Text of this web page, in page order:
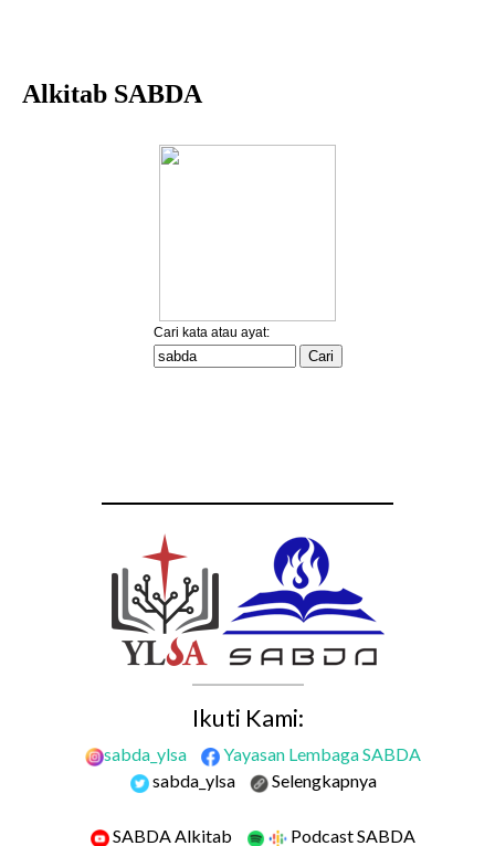
Ikuti Kami:
sabda_ylsa
Yayasan Lembaga SABDA
sabda_ylsa
Selengkapnya
SABDA Alkitab Podcast SABDA